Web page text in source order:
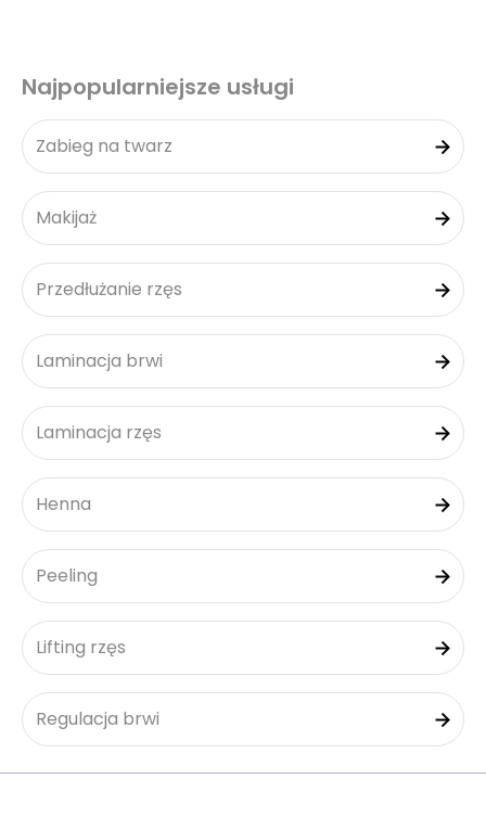
Najpopularniejsze usługi
Zabieg na twarz
Makijaż
Przedłużanie rzęs
Laminacja brwi
Laminacja rzęs
Henna
Peeling
Lifting rzęs
Regulacja brwi